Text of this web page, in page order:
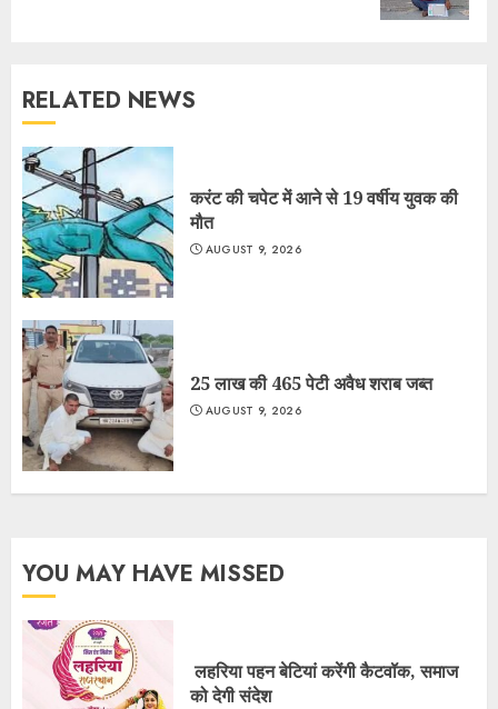
RELATED NEWS
करंट की चपेट में आने से 19 वर्षीय युवक की
मौत
AUGUST 9, 2026
25 लाख की 465 पेटी अवैध शराब जब्त
AUGUST 9, 2026
YOU MAY HAVE MISSED
लहरिया पहन बेटियां करेंगी कैटवॉक, समाज
को देगी संदेश